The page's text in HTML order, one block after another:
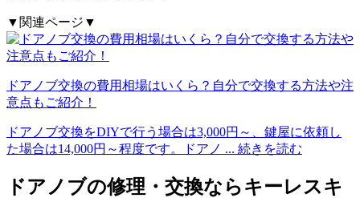
▼関連ページ▼
ドアノブ交換の費用相場はいくら？自分で交換する方法や注
意点もご紹介！
ドアノブ交換をDIYで行う場合は3,000円～、鍵屋に依頼し
た場合は14,000円～程度です。ドアノ ... 続きを読む
ドアノブの修理・交換ならキーレスキ